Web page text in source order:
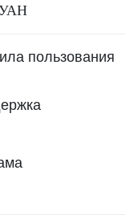
пользования